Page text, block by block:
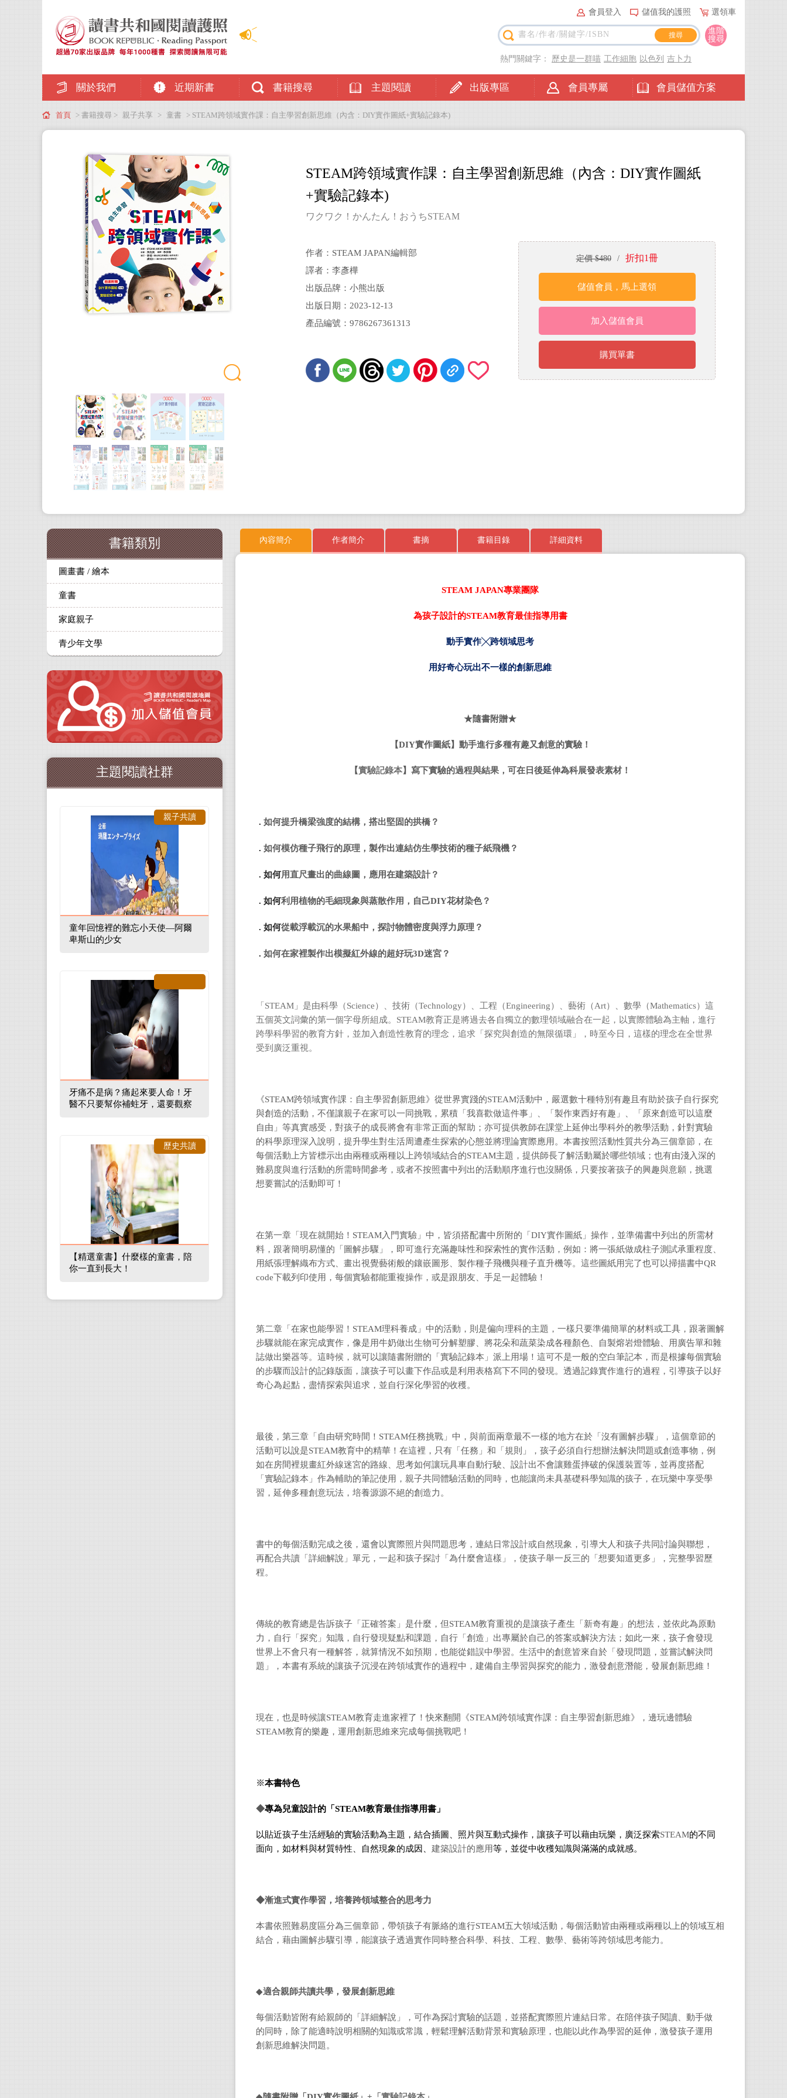
會員登入 儲值我的護照 選領車
關於我們 近期新書 書籍搜尋 主題閱讀 出版專區 會員專屬 會員儲值方案
進階
搜尋
熱門關鍵字： 歷史是一群喵 工作細胞 以色列 吉卜力
首頁 > 書籍搜尋 > 親子共享 > 童書 > STEAM跨領域實作課：自主學習創新思維（內含：DIY實作圖紙+實驗記錄本)
STEAM跨領域實作課：自主學習創新思維（內含：DIY實作圖紙
+實驗記錄本)
ワクワク！かんたん！おうちSTEAM
作者：STEAM JAPAN編輯部
譯者：李彥樺
出版品牌：小熊出版
出版日期：2023-12-13
產品編號：9786267361313
定價 $480 / 折扣1冊
儲值會員，馬上選領
加入儲值會員
購買單書
內容簡介 作者簡介 書摘 書籍目錄 詳細資料
STEAM JAPAN專業團隊
為孩子設計的STEAM教育最佳指導用書
動手實作╳跨領域思考
用好奇心玩出不一樣的創新思維
★隨書附贈★
【DIY實作圖紙】動手進行多種有趣又創意的實驗！
【實驗記錄本】寫下實驗的過程與結果，可在日後延伸為科展發表素材！
． 如何提升橋梁強度的結構，搭出堅固的拱橋？
． 如何模仿種子飛行的原理，製作出連結仿生學技術的種子紙飛機？
． 如何用直尺畫出的曲線圖，應用在建築設計？
． 如何利用植物的毛細現象與蒸散作用，自己DIY花材染色？
． 如何從載浮載沉的水果船中，探討物體密度與浮力原理？
． 如何在家裡製作出模擬紅外線的超好玩3D迷宮？
「STEAM」是由科學（Science）、技術（Technology）、工程（Engineering）、藝術（Art）、數學（Mathematics）這
五個英文詞彙的第一個字母所組成。STEAM教育正是將過去各自獨立的數理領域融合在一起，以實際體驗為主軸，進行
跨學科學習的教育方針，並加入創造性教育的理念，追求「探究與創造的無限循環」，時至今日，這樣的理念在全世界
受到廣泛重視。
《STEAM跨領域實作課：自主學習創新思維》從世界實踐的STEAM活動中，嚴選數十種特別有趣且有助於孩子自行探究
與創造的活動，不僅讓親子在家可以一同挑戰，累積「我喜歡做這件事」、「製作東西好有趣」、「原來創造可以這麼
自由」等真實感受，對孩子的成長將會有非常正面的幫助；亦可提供教師在課堂上延伸出學科外的教學活動，針對實驗
的科學原理深入說明，提升學生對生活周遭產生探索的心態並將理論實際應用。本書按照活動性質共分為三個章節，在
每個活動上方皆標示出由兩種或兩種以上跨領域結合的STEAM主題，提供師長了解活動屬於哪些領域；也有由淺入深的
難易度與進行活動的所需時間參考，或者不按照書中列出的活動順序進行也沒關係，只要按著孩子的興趣與意願，挑選
想要嘗試的活動即可！
在第一章「現在就開始！STEAM入門實驗」中， 皆須搭配書中所附的「DIY實作圖紙」操作， 並準備書中列出的所需材
料，跟著簡明易懂的「圖解步驟」，即可進行充滿趣味性和探索性的實作活動，例如： 將一張紙做成柱子測試承重程度、
用紙張理解織布方式、畫出視覺藝術般的鑲嵌圖形、製作種子飛機與種子直升機等。 這些圖紙用完了也可以掃描書中QR
code下載列印使用，每個實驗都能重複操作，或是跟朋友、手足一起體驗！
第二章「在家也能學習！STEAM理科養成」中的活動，則是偏向理科的主題，一樣只要準備簡單的材料或工具，跟著圖解
步驟就能在家完成實作，像是用牛奶做出生物可分解塑膠、將花朵和蔬菜染成各種顏色、自製熔岩燈體驗、用廣告單和雜
誌做出樂器等。這時候， 就可以讓隨書附贈的「實驗記錄本」派上用場！這可不是一般的空白筆記本，而是根據每個實驗
的步驟而設計的記錄版面，讓孩子可以畫下作品或是利用表格寫下不同的發現。透過記錄實作進行的過程，引導孩子以好
奇心為起點，盡情探索與追求，並自行深化學習的收穫。
最後，第三章「自由研究時間！STEAM任務挑戰」中，與前面兩章最不一樣的地方在於「沒有圖解步驟」，這個章節的
活動可以說是STEAM教育中的精華！在這裡，只有「任務」和「規則」，孩子必須自行想辦法解決問題或創造事物，例
如在房間裡規畫紅外線迷宮的路線、思考如何讓玩具車自動行駛、設計出不會讓雞蛋摔破的保護裝置等，並再度搭配
「實驗記錄本」作為輔助的筆記使用，親子共同體驗活動的同時 ，也能讓尚未具基礎科學知識的孩子，在玩樂中享受學
習，延伸多種創意玩法，培養源源不絕的創造力。
書中的每個活動完成之後，還會以實際照片與問題思考，連結日常設計或自然現象，引導大人和孩子共同討論與聯想，
再配合共讀「詳細解說」單元，一起和孩子探討「為什麼會這樣」，使孩子舉一反三的「想要知道更多」，完整學習歷
程。
傳統的教育總是告訴孩子「正確答案」是什麼，但STEAM教育重視的是讓孩子產生「新奇有趣」的想法，並依此為原動
力，自行「探究」知識，自行發現疑點和課題，自行「創造」出專屬於自己的答案或解決方法；如此一來，孩子會發現
世界上不會只有一種解答，就算情況不如預期，也能從錯誤中學習。 生活中的創意皆來自於「發現問題，並嘗試解決問
題」，本書有系統的讓孩子沉浸在跨領域實作的過程中，建備自主學習與探究的能力，激發創意潛能，發展創新思維！
現在，也是時候讓STEAM教育走進家裡了！快來翻開《STEAM跨領域實作課：自主學習創新思維》，邊玩邊體驗
STEAM教育的樂趣，運用創新思維來完成每個挑戰吧！
※本書特色
◆專為兒童設計的「STEAM教育最佳指導用書」
以貼近孩子生活經驗的實驗活動為主題，結合插圖、照片與互動式操作，讓孩子可以藉由玩樂，廣泛探索STEAM的不同
面向，如材料與材質特性、自然現象的成因、 建築設計的應用等，並從中收穫知識與滿滿的成就感。
◆漸進式實作學習，培養跨領域整合的思考力
本書依照難易度區分為三個章節，帶領孩子有脈絡的進行STEAM五大領域活動，每個活動皆由兩種或兩種以上的領域互相
結合，藉由圖解步驟引導，能讓孩子透過實作同時整合科學、科技、工程、數學、藝術等跨領域思考能力。
◆適合親師共讀共學，發展創新思維
每個活動皆附有給親師的「詳細解說」，可作為探討實驗的話題，並搭配實際照片連結日常。在陪伴孩子閱讀、動手做
的同時，除了能適時說明相關的知識或常識，輕鬆理解活動背景和實驗原理，也能以此作為學習的延伸，激發孩子運用
創新思維解決問題。
書籍類別
圖畫書 / 繪本
童書
家庭親子
青少年文學
主題閱讀社群
童年回憶裡的難忘小天使—阿爾
卑斯山的少女
親子共讀
牙痛不是病？痛起來要人命！牙
醫不只要幫你補蛀牙，還要觀察
【精選童書】什麼樣的童書，陪
你一直到長大！
歷史共讀